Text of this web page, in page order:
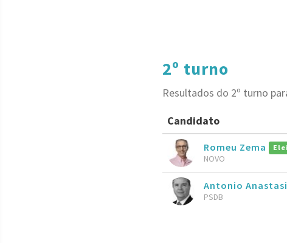
2º turno
Resultados do 2º turno
Candidato
Romeu Zema
NOVO
Antonio
PSDB